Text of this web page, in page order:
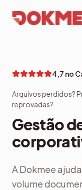
4,7 no
Arquivos perdidos?
reprovadas?
Gestão
A Dokmee
volume